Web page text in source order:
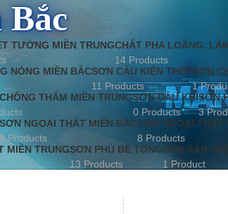
TƯỜNG MIỀN TRUNGCHẤT PHA LOÃNG,
14 Products
NÓNG MIỀN BẮCSƠN CẤU KIỆN THÉP
11 Products
SƠN
1
THẤM MIỀN TRUNGSƠN DẦU KHÍ
0 Products
SƠN
3
SƠN NGOẠI THẤT MIỀN BẮC
8 Products
SƠN NGOẠI THẤT
8 Products
MIỀN TRUNGSƠN PHỦ BÊ TÔNG
13 Products
SƠN SÂN
1 Product